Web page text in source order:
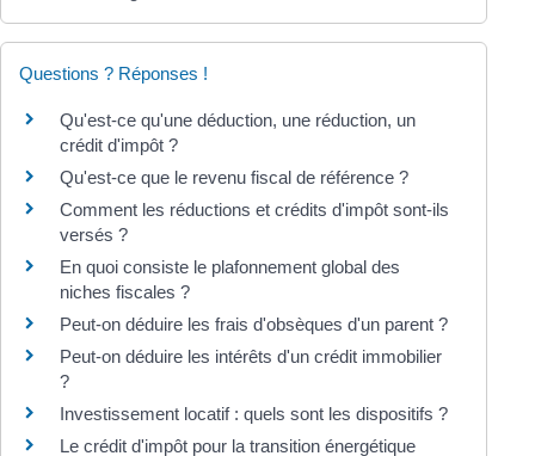
Questions ? Réponses !
Qu'est-ce qu'une déduction, une réduction, un
crédit d'impôt ?
Qu'est-ce que le revenu fiscal de référence ?
Comment les réductions et crédits d'impôt sont-ils
versés ?
En quoi consiste le plafonnement global des
niches fiscales ?
Peut-on déduire les frais d'obsèques d'un parent ?
Peut-on déduire les intérêts d'un crédit immobilier
?
Investissement locatif : quels sont les dispositifs ?
Le crédit d'impôt pour la transition énergétique